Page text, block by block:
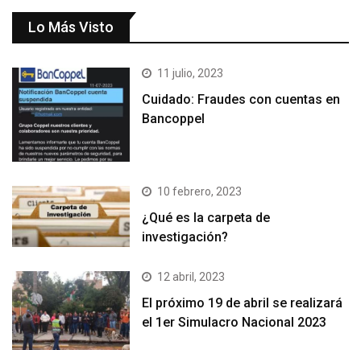
Lo Más Visto
11 julio, 2023
Cuidado: Fraudes con cuentas en
Bancoppel
10 febrero, 2023
¿Qué es la carpeta de
investigación?
12 abril, 2023
El próximo 19 de abril se realizará
el 1er Simulacro Nacional 2023